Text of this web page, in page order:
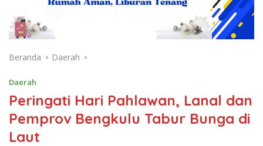
Beranda Daerah
Daerah
Peringati Hari Pahlawan, Lanal dan
Pemprov Bengkulu Tabur Bunga di
Laut